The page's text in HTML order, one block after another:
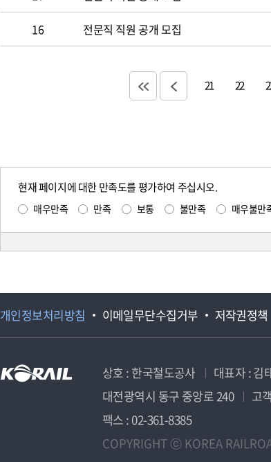
16 전문직 직원 공개 모집
21 22
현재 페이지에 대한 만족도를 평가하여 주십시오.
매우만족 만족 보통 불만족 매우불만
개인정보처리방침 이메일무단수집거부 저작권정책
상호 : 한국철도공사 대표자 : 김
대전광역시 동구 중앙로 240
고
팩스 : 02-361-8385
COPYRIGHT ⓒ KOREA